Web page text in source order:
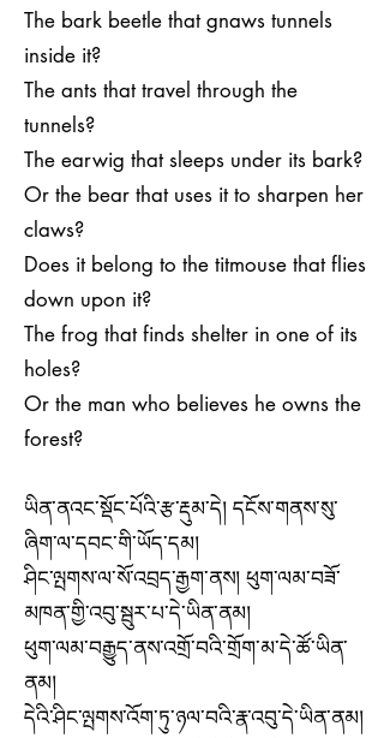
The bark beetle that gnaws tunnels
inside it?
The ants that travel through the
tunnels?
The earwig that sleeps under its bark?
Or the bear that uses it to sharpen her
claws?
Does it belong to the titmouse that flies
down upon it?
The frog that finds shelter in one of its
holes?
Or the man who believes he owns the
forest?
ཡིན་ནའང་སྡོང་པོའི་རྩ་རྡུམ་དེ། དངོས་གནས་སུ་
ཞིག་ལ་དབང་གི་ཡོད་དམ།
ཤིང་ལྤགས་ལ་སོ་འབྲད་རྒྱག་ནས། ཕུག་ལམ་བཟོ་
མཁན་གྱི་འབུ་སྦུར་པ་དེ་ཡིན་ནམ།
ཕུག་ལམ་བརྒྱུད་ནས་འགྲོ་བའི་གྲོག་མ་དེ་ཚོ་ཡིན་
ནམ།
དེའི་ཤིང་ལྤགས་འོག་ཏུ་ཉལ་བའི་རྣ་འབུ་དེ་ཡིན་ནམ།